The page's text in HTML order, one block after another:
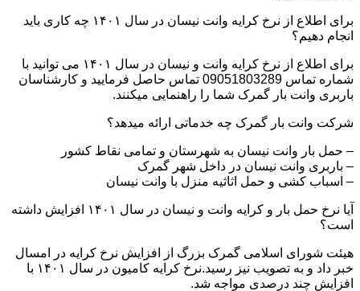
برای اطلاع از نرخ کرایه وانت نیسان در سال ۱۴۰۱ چه کاری باید
انجام دهیم؟
برای اطلاع از نرخ کرایه وانت و نیسان در سال ۱۴۰۱ می توانید با
شماره تماس 09051803289 تماس حاصل فرمایید و کارشناسان
باربری وانت بار گمرک شما را راهنمایی میکنند.
شرکت وانت بار گمرک چه خدماتی ارائه میدهد؟
– حمل بار وانت نیسان به شهرستان و تمامی نقاط کشور
– باربری وانت نیسان در داخل شهر گمرک
– اسباب کشی و حمل اثاثیه منزل با وانت نیسان
آیا نرخ حمل بار و کرایه وانت و نیسان در سال ۱۴۰۱ افزایش داشته
است؟
هیئت شورای اسلامی گمرک بزرگ از افزایش نرخ کرایه در امسال
خبر داد و به تصویب نیز رسید.نرخ کرایه کامیون در سال ۱۴۰۱ با
افزایش چند درصدی مواجه شد.